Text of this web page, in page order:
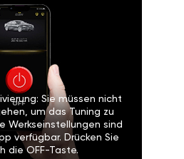
Sie müssen nicht
um das Tuning zu
Werkseinstellungen sind
verfügbar. Drücken Sie
die OFF-Taste.